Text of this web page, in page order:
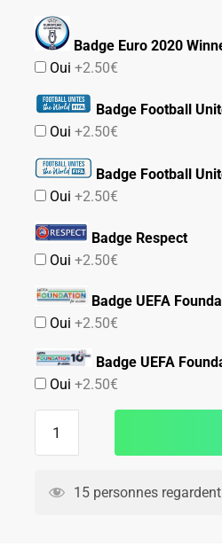
Badge Euro 2020
Oui+2.50€
Badge Football
Oui+2.50€
Badge Football
Oui+2.50€
Badge Respect
Oui+2.50€
Badge UEFA
Oui+2.50€
Badge UEFA
Oui+2.50€
Italie
15 personnes